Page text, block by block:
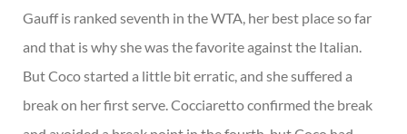
Gauff is ranked seventh in the WTA, her best place so far
and that is why she was the favorite against the Italian.
But Coco started a little bit erratic, and she suffered a
break on her first serve. Cocciaretto confirmed the break